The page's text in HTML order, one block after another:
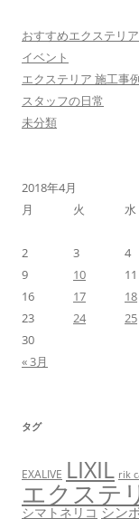
おすすめエクステリ
イベント
エクステリア 施工事
スタッフの日常
未分類
2018年4月
月
火 水
2
3 4
9
10 11
16
17 18
23
24 25
30
« 3月
タグ
EXALIVE LIXIL rik
エクステ
シマトネリコ シン